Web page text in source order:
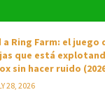
a Ring Farm: el juego
que está
sin hacer ruido
28, 2026